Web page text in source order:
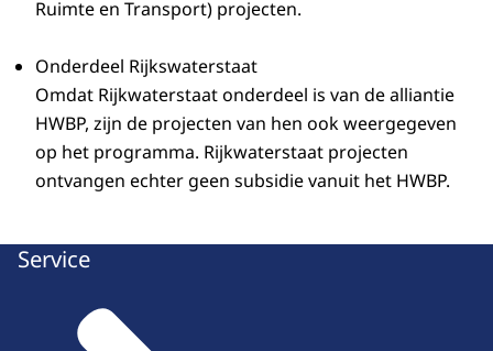
Ruimte en Transport) projecten.
Onderdeel Rijkswaterstaat
​​​​​​​Omdat Rijkwaterstaat onderdeel is van de alliantie
HWBP, zijn de projecten van hen ook weergegeven
op het programma. Rijkwaterstaat projecten
ontvangen echter geen subsidie vanuit het HWBP.
Service